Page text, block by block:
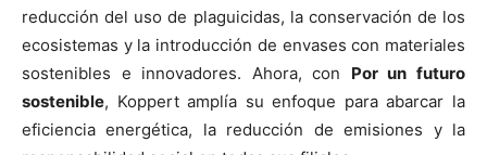
reducción del uso de plaguicidas, la conservación de los
ecosistemas y la introducción de envases con materiales
sostenibles e innovadores. Ahora, con Por un futuro
sostenible, Koppert amplía su enfoque para abarcar la
eficiencia energética, la reducción de emisiones y la